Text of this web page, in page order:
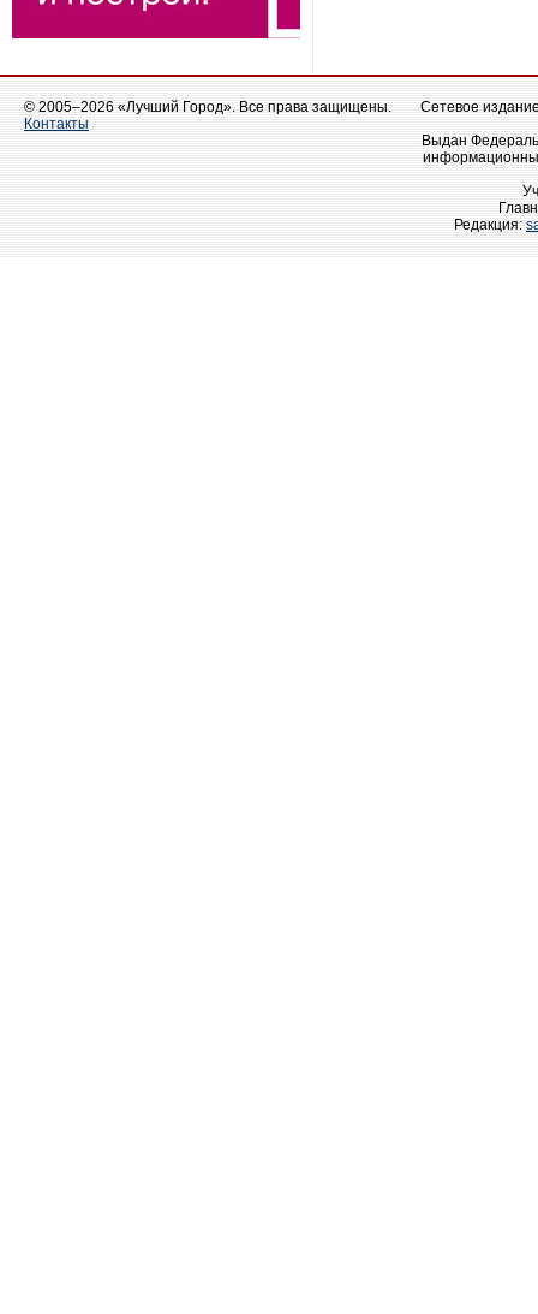
© 2005–2026 «Лучший Город». Все права защищены.
Контакты
Сетевое
Выдан
Редакция: